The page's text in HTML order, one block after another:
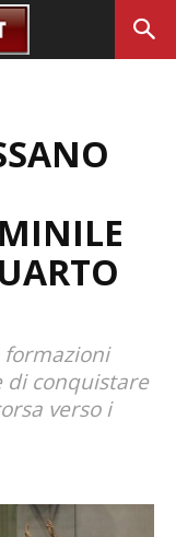
formazioni
di conquistare
verso i